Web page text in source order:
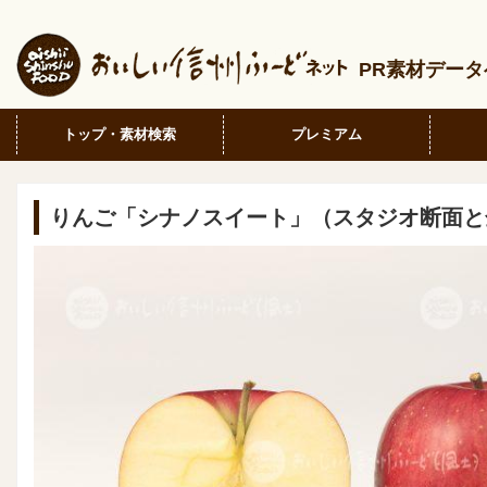
PR素材デー
トップ・素材検索 プレミアム
りんご「シナノスイート」（スタジオ断面